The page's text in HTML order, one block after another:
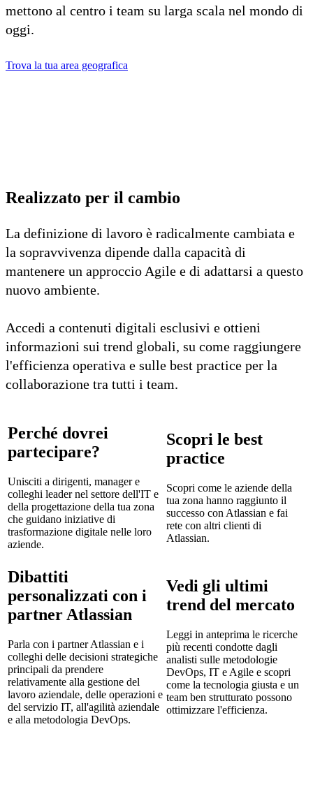
mettono al centro i team su larga scala nel mondo di
oggi.
Trova la tua area geografica
Realizzato per il cambio
La definizione di lavoro è radicalmente cambiata e
la sopravvivenza dipende dalla capacità di
mantenere un approccio Agile e di adattarsi a questo
nuovo ambiente.
Accedi a contenuti digitali esclusivi e ottieni
informazioni sui trend globali, su come raggiungere
l'efficienza operativa e sulle best practice per la
collaborazione tra tutti i team.
Perché dovrei
partecipare?
Unisciti a dirigenti, manager e
colleghi leader nel settore dell'IT e
della progettazione della tua zona
che guidano iniziative di
trasformazione digitale nelle loro
aziende.
Scopri le best
practice
Scopri come le aziende della
tua zona hanno raggiunto il
successo con Atlassian e fai
rete con altri clienti di
Atlassian.
Dibattiti
personalizzati con i
partner Atlassian
Parla con i partner Atlassian e i
colleghi delle decisioni strategiche
principali da prendere
relativamente alla gestione del
lavoro aziendale, delle operazioni e
del servizio IT, all'agilità aziendale
e alla metodologia DevOps.
Vedi gli ultimi
trend del mercato
Leggi in anteprima le ricerche
più recenti condotte dagli
analisti sulle metodologie
DevOps, IT e Agile e scopri
come la tecnologia giusta e un
team ben strutturato possono
ottimizzare l'efficienza.